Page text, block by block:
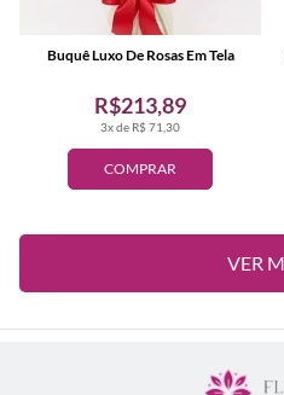
COMPRAR
3x de R$ 71,30
R$213,89
Buquê Luxo De Rosas Em Tela
VER